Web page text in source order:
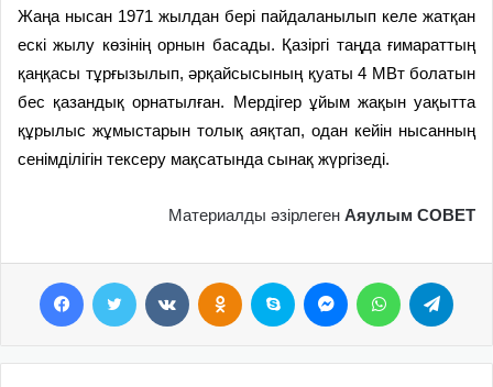
Жаңа нысан 1971 жылдан бері пайдаланылып келе жатқан
ескі жылу көзінің орнын басады. Қазіргі таңда ғимараттың
қаңқасы тұрғызылып, әрқайсысының қуаты 4 МВт болатын
бес қазандық орнатылған. Мердігер ұйым жақын уақытта
құрылыс жұмыстарын толық аяқтап, одан кейін нысанның
сенімділігін тексеру мақсатында сынақ жүргізеді.
Материалды әзірлеген Аяулым СОВЕТ